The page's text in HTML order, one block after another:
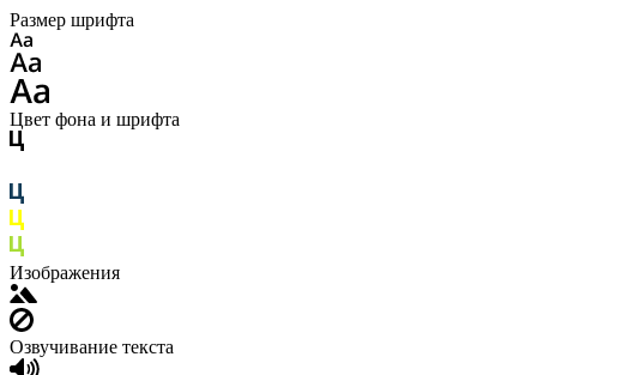
Размер шрифта
Цвет фона и шрифта
Изображения
Озвучивание текста